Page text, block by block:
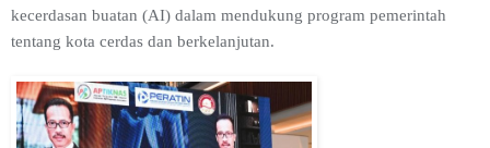
kecerdasan buatan (AI) dalam mendukung program pemerintah
tentang kota cerdas dan berkelanjutan.